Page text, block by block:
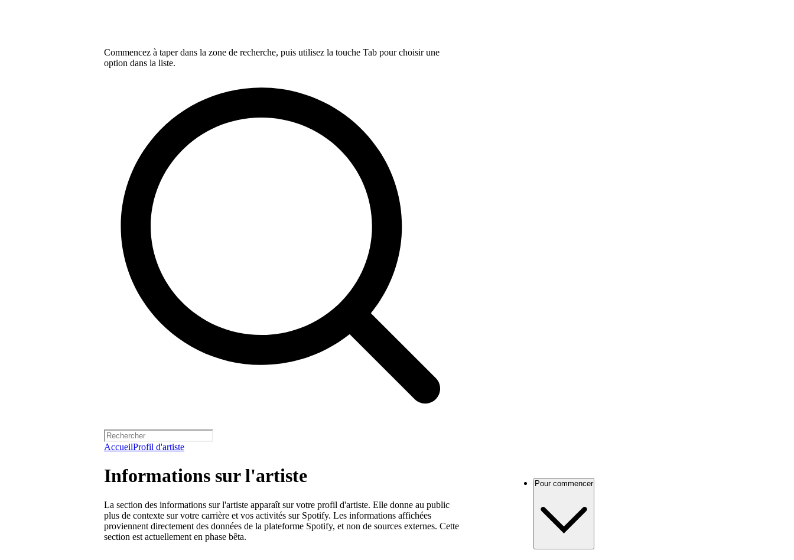
Commencez à taper dans la zone de recherche, puis utilisez la touche Tab pour choisir une
option dans la liste.
AccueilProfil d'artiste
Informations sur l'artiste
La section des informations sur l'artiste apparaît sur votre profil d'artiste. Elle donne au public
plus de contexte sur votre carrière et vos activités sur Spotify. Les informations affichées
proviennent directement des données de la plateforme Spotify, et non de sources externes. Cette
section est actuellement en phase bêta.
Pour commencer